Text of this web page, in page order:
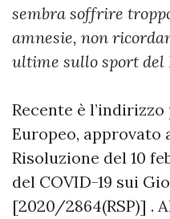
sembra soffrire
amnesie, non
ultime sullo sport del
Recente è
Europeo, approvato
Risoluzione del 10
del COVID-19 sui
[2020/2864(RSP)] .